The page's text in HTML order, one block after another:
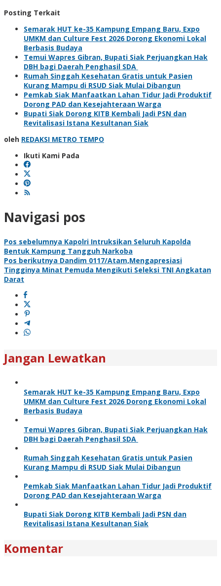
Posting Terkait
Semarak HUT ke-35 Kampung Empang Baru, Expo
UMKM dan Culture Fest 2026 Dorong Ekonomi Lokal
Berbasis Budaya
Temui Wapres Gibran, Bupati Siak Perjuangkan Hak
DBH bagi Daerah Penghasil SDA
Rumah Singgah Kesehatan Gratis untuk Pasien
Kurang Mampu di RSUD Siak Mulai Dibangun
Pemkab Siak Manfaatkan Lahan Tidur Jadi Produktif
Dorong PAD dan Kesejahteraan Warga
Bupati Siak Dorong KITB Kembali Jadi PSN dan
Revitalisasi Istana Kesultanan Siak
oleh REDAKSI METRO TEMPO
Ikuti Kami Pada
Navigasi pos
Pos sebelumnya Kapolri Intruksikan Seluruh Kapolda
Bentuk Kampung Tangguh Narkoba
Pos berikutnya Dandim 0117/Atam,Mengapresiasi
Tingginya Minat Pemuda Mengikuti Seleksi TNI Angkatan
Darat
Jangan Lewatkan
Semarak HUT ke-35 Kampung Empang Baru, Expo
UMKM dan Culture Fest 2026 Dorong Ekonomi Lokal
Berbasis Budaya
Temui Wapres Gibran, Bupati Siak Perjuangkan Hak
DBH bagi Daerah Penghasil SDA
Rumah Singgah Kesehatan Gratis untuk Pasien
Kurang Mampu di RSUD Siak Mulai Dibangun
Pemkab Siak Manfaatkan Lahan Tidur Jadi Produktif
Dorong PAD dan Kesejahteraan Warga
Bupati Siak Dorong KITB Kembali Jadi PSN dan
Revitalisasi Istana Kesultanan Siak
Komentar